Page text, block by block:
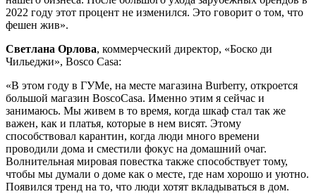
2022 году этот процент не изменился. Это говорит о том, что
фешен жив».
Светлана Орлова, коммерческий директор, «Боско ди
Чильеджи», Bosco Casa:
«В этом году в ГУМе, на месте магазина Burberry, откроется
большой магазин BoscoCasa. Именно этим я сейчас и
занимаюсь. Мы живем в то время, когда шкаф стал так же
важен, как и платья, которые в нем висят. Этому
способствовал карантин, когда люди много времени
проводили дома и сместили фокус на домашний очаг.
Волнительная мировая повестка также способствует тому,
чтобы мы думали о доме как о месте, где нам хорошо и уютно.
Появился тренд на то, что люди хотят вкладываться в дом.